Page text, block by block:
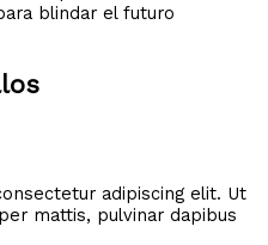
blindar el futuro
adipiscing elit. Ut
mattis, pulvinar dapibus